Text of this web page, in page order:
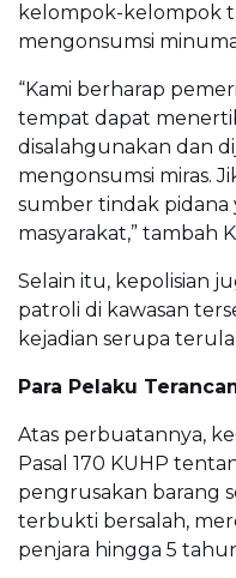
kelompok-kelompok
mengonsumsi
“Kami berharap
tempat dapat
disalahgunakan dan
mengonsumsi miras.
sumber tindak pidana
masyarakat,” tambah
Selain itu, kepolisian
patroli di kawasan
kejadian serupa
Para Pelaku
Atas perbuatannya,
Pasal 170 KUHP
pengrusakan barang
terbukti bersalah,
penjara hingga 5